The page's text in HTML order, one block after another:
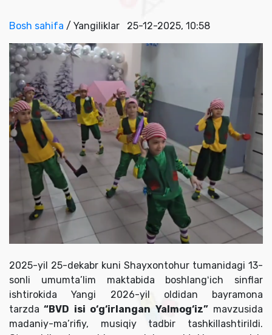
Bosh sahifa / Yangiliklar 25-12-2025, 10:58
2025-yil 25-dekabr kuni Shayxontohur tumanidagi 13-
sonli umumta’lim maktabida boshlangʻich sinflar
ishtirokida Yangi 2026-yil oldidan bayramona
tarzda “BVD isi o‘g‘irlangan Yalmog‘iz”mavzusida
madaniy-ma’rifiy, musiqiy tadbir tashkillashtirildi.